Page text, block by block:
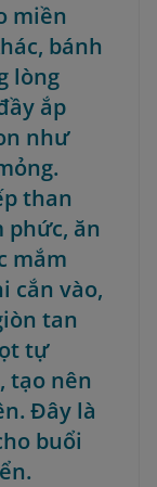
miền
bánh
lòng
ắp
như
than
phức, ăn
mắm
cắn vào,
tan
tự
tạo nên
Đây là
buổi